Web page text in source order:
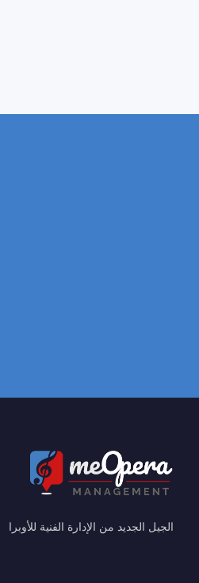
الجيل الجديد من الإدارة الفنية للأوبرا